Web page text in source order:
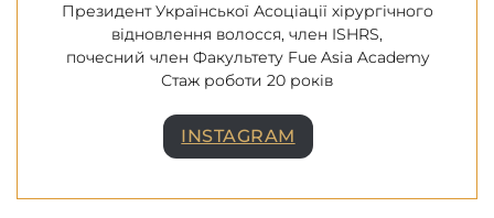
Президент Української Асоціації хірургічного
відновлення волосся, член ISHRS,
почесний член Факультету Fue Asia Academy
Стаж роботи 20 років
INSTAGRAM